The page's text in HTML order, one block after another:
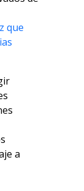
que
a